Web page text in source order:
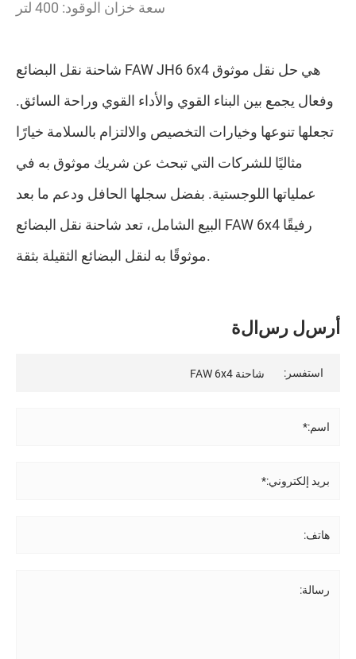
سعة خزان الوقود: 400 لتر
شاحنة نقل البضائع FAW JH6 6x4 هي حل نقل موثوق
وفعال يجمع بين البناء القوي والأداء القوي وراحة السائق.
تجعلها تنوعها وخيارات التخصيص والالتزام بالسلامة خيارًا
مثاليًا للشركات التي تبحث عن شريك موثوق به في
عملياتها اللوجستية. بفضل سجلها الحافل ودعم ما بعد
البيع الشامل، تعد شاحنة نقل البضائع FAW 6x4 رفيقًا
موثوقًا به لنقل البضائع الثقيلة بثقة.
أر سل ر سالة
استفسر:
اسم:*
بريد إلكتروني:*
هاتف:
رسالة: